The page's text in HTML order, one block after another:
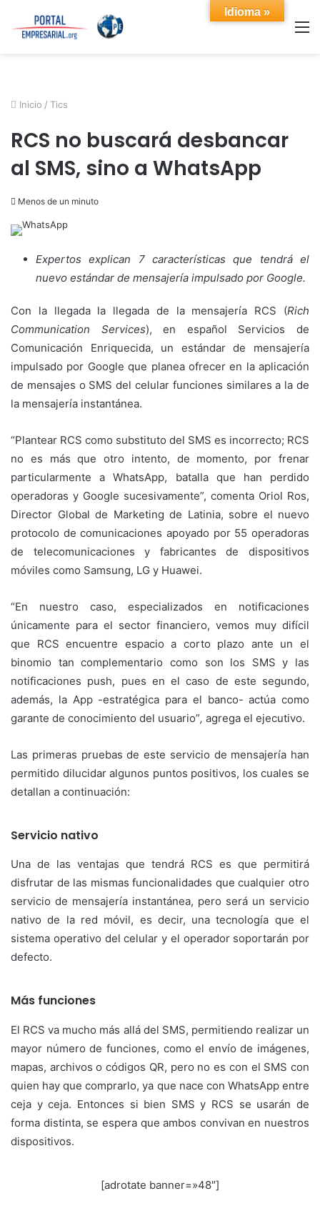
Inicio / Tics
RCS no buscará desbancar
al SMS, sino a WhatsApp
Menos de un minuto
Expertos explican 7 características que tendrá el
nuevo estándar de mensajería impulsado por Google.
Con la llegada la llegada de la mensajería RCS (Rich
Communication Services), en español Servicios de
Comunicación Enriquecida, un estándar de mensajería
impulsado por Google que planea ofrecer en la aplicación
de mensajes o SMS del celular funciones similares a la de
la mensajería instantánea.
“Plantear RCS como substituto del SMS es incorrecto; RCS
no es más que otro intento, de momento, por frenar
particularmente a WhatsApp, batalla que han perdido
operadoras y Google sucesivamente”, comenta Oriol Ros,
Director Global de Marketing de Latinia, sobre el nuevo
protocolo de comunicaciones apoyado por 55 operadoras
de telecomunicaciones y fabricantes de dispositivos
móviles como Samsung, LG y Huawei.
“En nuestro caso, especializados en notificaciones
únicamente para el sector financiero, vemos muy difícil
que RCS encuentre espacio a corto plazo ante un el
binomio tan complementario como son los SMS y las
notificaciones push, pues en el caso de este segundo,
además, la App -estratégica para el banco- actúa como
garante de conocimiento del usuario”, agrega el ejecutivo.
Las primeras pruebas de este servicio de mensajería han
permitido dilucidar algunos puntos positivos, los cuales se
detallan a continuación:
Servicio nativo
Una de las ventajas que tendrá RCS es que permitirá
disfrutar de las mismas funcionalidades que cualquier otro
servicio de mensajería instantánea, pero será un servicio
nativo de la red móvil, es decir, una tecnología que el
sistema operativo del celular y el operador soportarán por
defecto.
Más funciones
El RCS va mucho más allá del SMS, permitiendo realizar un
mayor número de funciones, como el envío de imágenes,
mapas, archivos o códigos QR, pero no es con el SMS con
quien hay que comprarlo, ya que nace con WhatsApp entre
ceja y ceja. Entonces si bien SMS y RCS se usarán de
forma distinta, se espera que ambos convivan en nuestros
dispositivos.
[adrotate banner=»48″]
Idioma »